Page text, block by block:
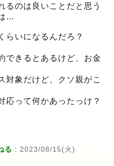
るのは良いことだと思う
…
らいになるんだろ？
できるとあるけど、お金
対象だけど、クソ親がこ
応って何かあったっけ？
る : 2023/08/15(火)